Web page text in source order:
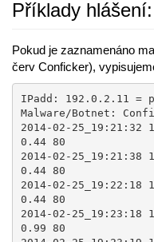
Příklady hlášení:
Pokud je zaznamenáno
červ Conficker),
IPadd: 192.0.2.11 =
Malware/Botnet:
2014-02-25_19:21:32
0.44 80
2014-02-25_19:21:38
0.44 80
2014-02-25_19:22:18
0.44 80
2014-02-25_19:23:18
0.99 80